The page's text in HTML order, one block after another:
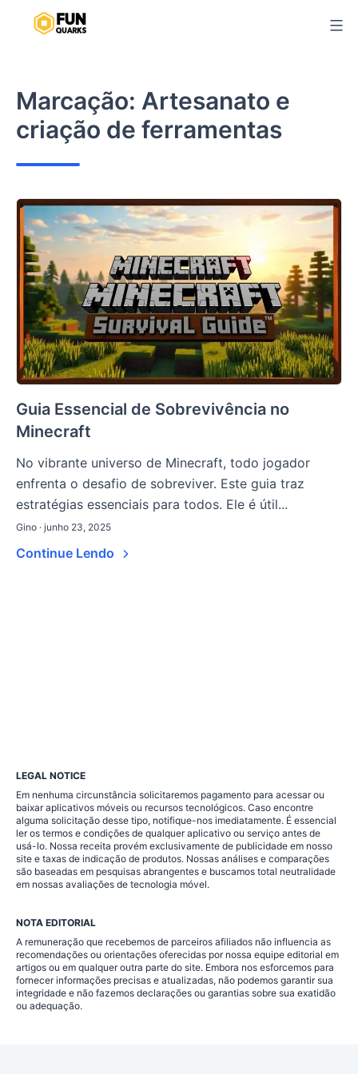
Marcação: Artesanato e
criação de ferramentas
Guia Essencial de Sobrevivência no
Minecraft
No vibrante universo de Minecraft, todo jogador
enfrenta o desafio de sobreviver. Este guia traz
estratégias essenciais para todos. Ele é útil...
Gino · junho 23, 2025
Continue Lendo
LEGAL NOTICE
Em nenhuma circunstância solicitaremos pagamento para acessar ou
baixar aplicativos móveis ou recursos tecnológicos. Caso encontre
alguma solicitação desse tipo, notifique-nos imediatamente. É essencial
ler os termos e condições de qualquer aplicativo ou serviço antes de
usá-lo. Nossa receita provém exclusivamente de publicidade em nosso
site e taxas de indicação de produtos. Nossas análises e comparações
são baseadas em pesquisas abrangentes e buscamos total neutralidade
em nossas avaliações de tecnologia móvel.
NOTA EDITORIAL
A remuneração que recebemos de parceiros afiliados não influencia as
recomendações ou orientações oferecidas por nossa equipe editorial em
artigos ou em qualquer outra parte do site. Embora nos esforcemos para
fornecer informações precisas e atualizadas, não podemos garantir sua
integridade e não fazemos declarações ou garantias sobre sua exatidão
ou adequação.